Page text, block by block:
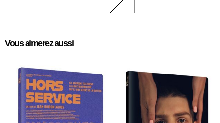
Vous aimerez aussi